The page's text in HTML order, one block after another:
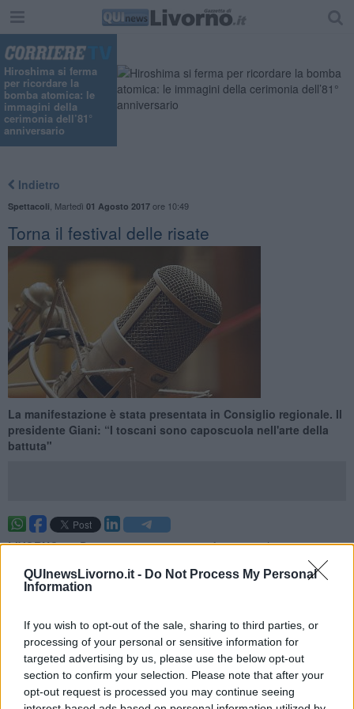
QUInewsLivorno.it - Do Not Process My Personal
Information
If you wish to opt-out of the sale, sharing to third parties, or
processing of your personal or sensitive information for
targeted advertising by us, please use the below opt-out
section to confirm your selection. Please note that after your
opt-out request is processed you may continue seeing
Hiroshima si ferma
per ricordare la
bomba atomica: le
immagini della
cerimonia dell’81°
anniversario
Indietro
Spettacoli Martedì 01 Agosto 2017ore 10:49
Torna il festival delle risate
​La manifestazione è stata presentata in Consiglio regionale. Il
presidente Giani: “I toscani sono caposcuola nell'arte della
battuta"
LIVORNO —"Dopo tre anni questa manifestazione ha conquistato
un pubblico sempre più ampio, segno evidente di come impegno,
passione e lungimiranza siano doti essenziali per la riuscita di
qualsiasi iniziativa”. Così il presidente del Consiglio regionale,
senso del ridicolo”, ilfestival dell’umorismoche si terrà a Livorno
dal 22 al 24 settembre prossimi.
“L’arguzia, l’ironia, il senso dello scherzo sono profondamente
radicati in Toscana e ancora più a Livorno”, ha detto Giani, citando
Il Vernacoliere, mensile “ormai di respiro internazionale”. “Credo –